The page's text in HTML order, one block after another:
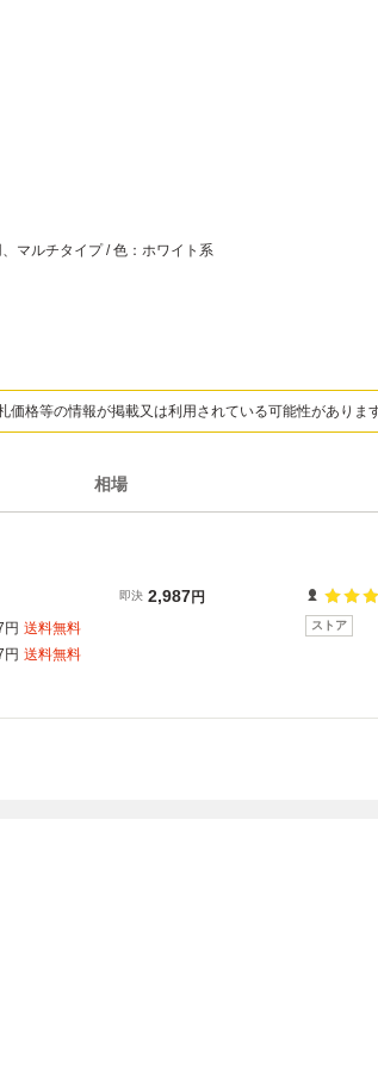
マルチタイプ / 色：ホワイト系
格等の情報が掲載又は利用されている可能性がありま
相場
即決 2,987円
円 送料無料
円 送料無料
ストア